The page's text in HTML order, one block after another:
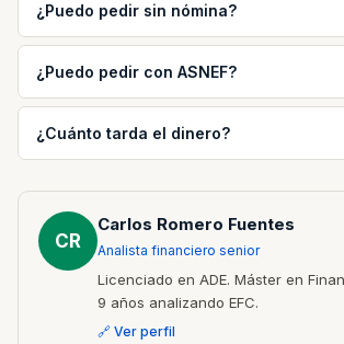
¿Puedo pedir sin nómina?
¿Puedo pedir con ASNEF?
¿Cuánto tarda el dinero?
CR
Carlos Romero Fuentes
Analista financiero senior
Licenciado en ADE. Máster en
9 años analizando EFC.
🔗 Ver perfil